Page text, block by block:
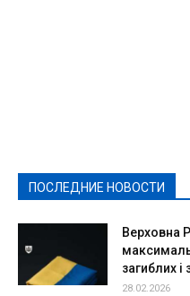
ПОСЛЕДНИЕ НОВОСТИ
Верховна
загиблих і
28.02.2026